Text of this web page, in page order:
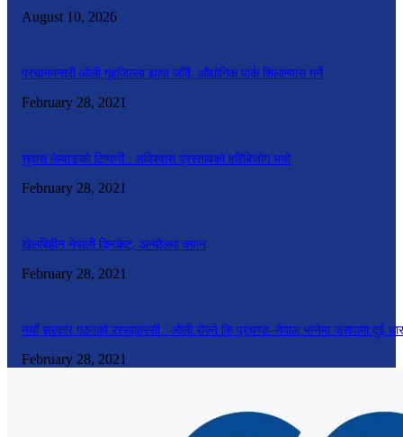
August 10, 2026
प्रधानमन्त्री ओली गृहजिल्ला झापा जाँदै, औद्योगिक पार्क शिलान्यास गर्ने
February 28, 2021
सुवास नेम्वाङको टिप्पणी : अविश्वास प्रस्तावको हरिबिजोग भयो
February 28, 2021
खेलबिहीन नेपाली क्रिकेट, अन्यौलमा क्यान
February 28, 2021
नयाँ सरकार गठनको रस्साकस्सी : ओली रोज्ने कि प्रचण्ड–नेपाल भन्नेमा जसपामा दुई धार
February 28, 2021